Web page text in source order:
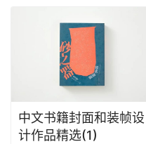
中文书籍封面和装帧设
计作品精选(1)